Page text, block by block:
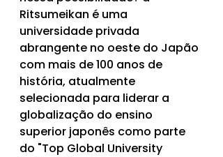
Ritsumeikan é uma
universidade privada
abrangente no oeste do Japão
com mais de 100 anos de
história, atualmente
selecionada para liderar a
globalização do ensino
superior japonês como parte
do "Top Global University